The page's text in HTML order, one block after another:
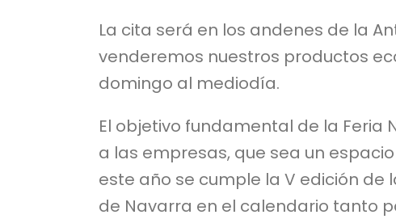
La cita será en los andenes de la
venderemos nuestros productos
domingo al mediodía.
El objetivo fundamental de la Feria
a las empresas, que sea un
este año se cumple la V edición de
de Navarra en el calendario tanto